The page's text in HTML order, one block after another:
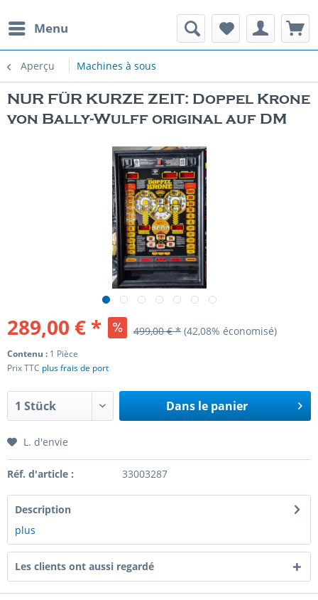
Menu
Aperçu Machines à sous
NUR FÜR KURZE ZEIT: Doppel Krone
von Bally-Wulff original auf DM
289,00 € * 499,00 € * (42,08% économisé)
Contenu : 1 Pièce
Prix TTC plus frais de port
Dans le panier
L. d'envie
Réf. d'article : 33003287
Description
plus
Les clients ont aussi regardé